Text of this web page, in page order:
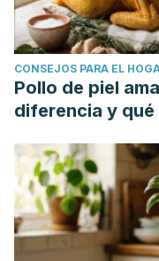
CONSEJOS PARA EL
Pollo de piel
diferencia y